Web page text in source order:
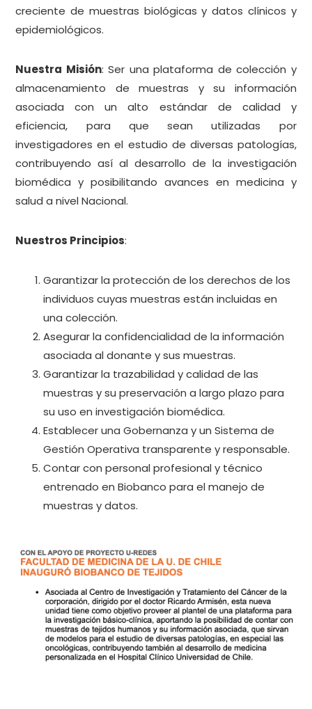
creciente de muestras biológicas y datos clínicos y
epidemiológicos.
Nuestra Misión: Ser una plataforma de colección y
almacenamiento de muestras y su información
asociada con un alto estándar de calidad y
eficiencia, para que sean utilizadas por
investigadores en el estudio de diversas patologías,
contribuyendo así al desarrollo de la investigación
biomédica y posibilitando avances en medicina y
salud a nivel Nacional.
Nuestros Principios:
Garantizar la protección de los derechos de los
individuos cuyas muestras están incluidas en
una colección.
Asegurar la confidencialidad de la información
asociada al donante y sus muestras.
Garantizar la trazabilidad y calidad de las
muestras y su preservación a largo plazo para
su uso en investigación biomédica.
Establecer una Gobernanza y un Sistema de
Gestión Operativa transparente y responsable.
Contar con personal profesional y técnico
entrenado en Biobanco para el manejo de
muestras y datos.